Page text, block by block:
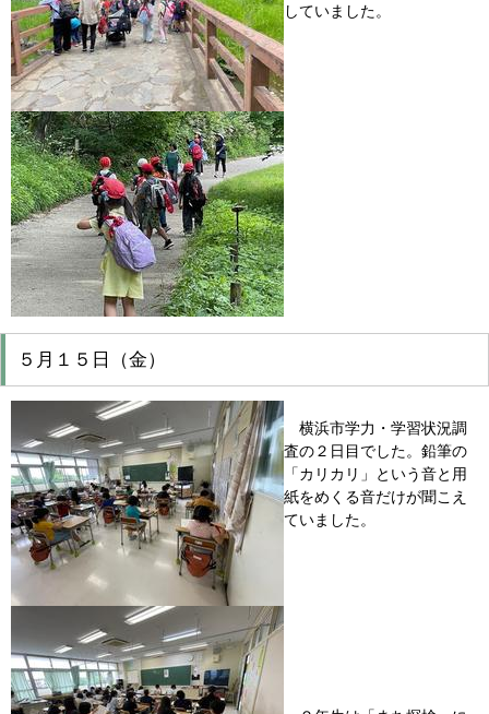
していました。
５月１５日（金）
横浜市学力・学習状況調
査の２日目でした。鉛筆の
「カリカリ」という音と用
紙をめくる音だけが聞こえ
ていました。